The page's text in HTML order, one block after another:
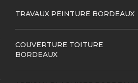
TRAVAUX PEINTURE BORDEAUX
COUVERTURE TOITURE
BORDEAUX